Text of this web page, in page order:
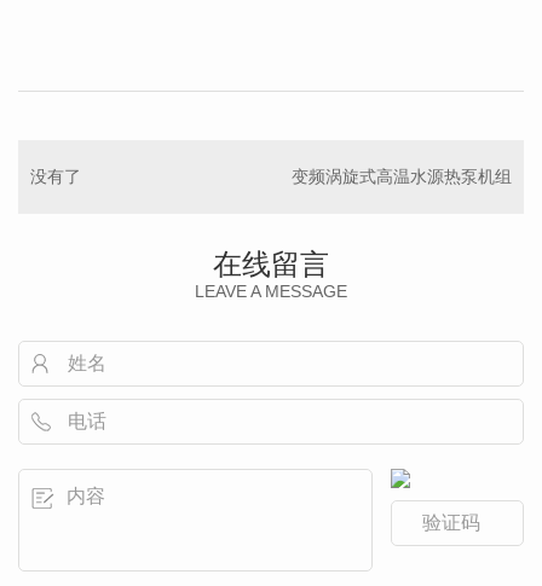
没有了 变频涡旋式高温水源热泵机组
在线留言
LEAVE A MESSAGE